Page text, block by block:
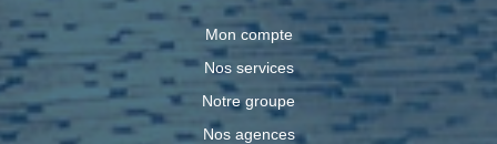
Mon compte
Nos services
Notre groupe
Nos agences